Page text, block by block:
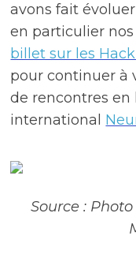
avons fait
en particulier
billet sur les
pour continuer à
de rencontres en
international
Source :